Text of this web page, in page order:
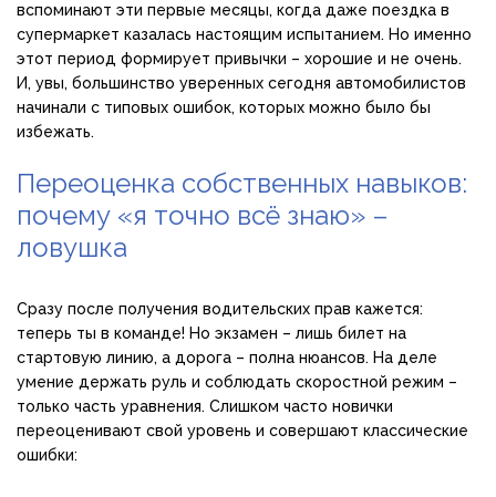
вспоминают эти первые месяцы, когда даже поездка в
супермаркет казалась настоящим испытанием. Но именно
этот период формирует привычки – хорошие и не очень.
И, увы, большинство уверенных сегодня автомобилистов
начинали с типовых ошибок, которых можно было бы
избежать.
Переоценка собственных навыков:
почему «я точно всё знаю» –
ловушка
Сразу после получения водительских прав кажется:
теперь ты в команде! Но экзамен – лишь билет на
стартовую линию, а дорога – полна нюансов. На деле
умение держать руль и соблюдать скоростной режим –
только часть уравнения. Слишком часто новички
переоценивают свой уровень и совершают классические
ошибки: